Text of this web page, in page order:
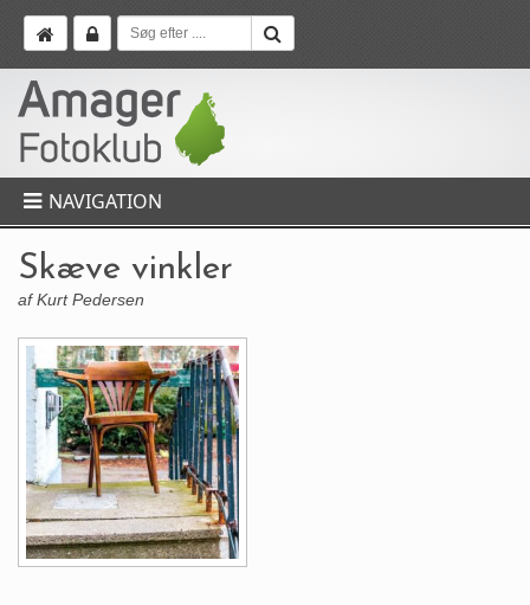
NAVIGATION
Skæve vinkler
af Kurt Pedersen